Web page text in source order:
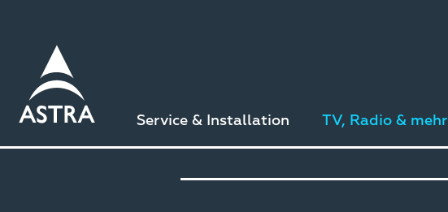
Service & Installation TV, Radio & mehr